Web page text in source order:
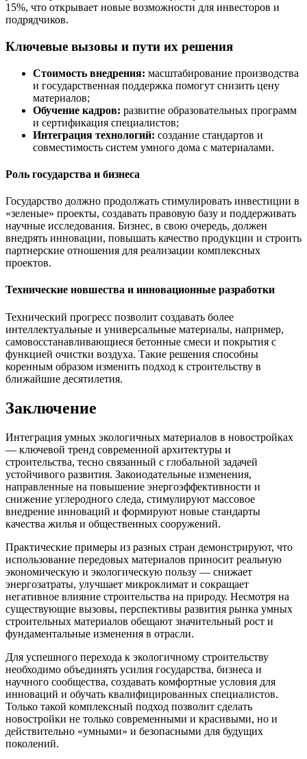
15%, что открывает новые возможности для инвесторов и
подрядчиков.
Ключевые вызовы и пути их решения
Стоимость внедрения: масштабирование производства
и государственная поддержка помогут снизить цену
материалов;
Обучение кадров: развитие образовательных программ
и сертификация специалистов;
Интеграция технологий: создание стандартов и
совместимость систем умного дома с материалами.
Роль государства и бизнеса
Государство должно продолжать стимулировать инвестиции в
«зеленые» проекты, создавать правовую базу и поддерживать
научные исследования. Бизнес, в свою очередь, должен
внедрять инновации, повышать качество продукции и строить
партнерские отношения для реализации комплексных
проектов.
Технические новшества и инновационные разработки
Технический прогресс позволит создавать более
интеллектуальные и универсальные материалы, например,
самовосстанавливающиеся бетонные смеси и покрытия с
функцией очистки воздуха. Такие решения способны
коренным образом изменить подход к строительству в
ближайшие десятилетия.
Заключение
Интеграция умных экологичных материалов в новостройках
— ключевой тренд современной архитектуры и
строительства, тесно связанный с глобальной задачей
устойчивого развития. Законодательные изменения,
направленные на повышение энергоэффективности и
снижение углеродного следа, стимулируют массовое
внедрение инноваций и формируют новые стандарты
качества жилья и общественных сооружений.
Практические примеры из разных стран демонстрируют, что
использование передовых материалов приносит реальную
экономическую и экологическую пользу — снижает
энергозатраты, улучшает микроклимат и сокращает
негативное влияние строительства на природу. Несмотря на
существующие вызовы, перспективы развития рынка умных
строительных материалов обещают значительный рост и
фундаментальные изменения в отрасли.
Для успешного перехода к экологичному строительству
необходимо объединять усилия государства, бизнеса и
научного сообщества, создавать комфортные условия для
инноваций и обучать квалифицированных специалистов.
Только такой комплексный подход позволит сделать
новостройки не только современными и красивыми, но и
действительно «умными» и безопасными для будущих
поколений.